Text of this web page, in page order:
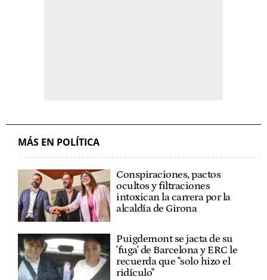
MÁS EN POLÍTICA
Conspiraciones, pactos
ocultos y filtraciones
intoxican la carrera por la
alcaldía de Girona
Puigdemont se jacta de su
'fuga' de Barcelona y ERC le
recuerda que "solo hizo el
ridículo"